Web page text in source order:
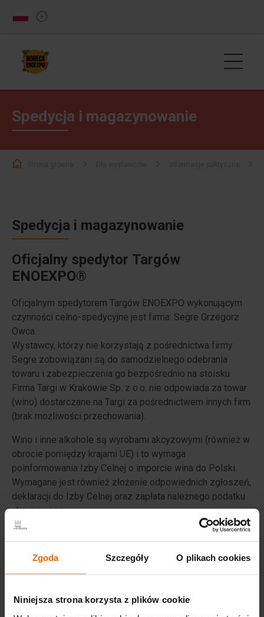
Zgoda Szczegóły O plikach cookies
Niniejsza strona korzysta z plików cookie
Spedycja i magazynowanie
Spedycja i magazynowanie
Oficjalny spedytor Targów
ENOEXPO®
Oficjalnym spedytorem Targów ENOEXPO wykonującym
czynności celno-spedycyjne jest firma: Segre Grzegorz
Owca.
Wystawcy, którzy nie korzystają z pośrednictwa firmy
Segre zobowiązani są do samodzielnego odebrania
towaru i zabezpieczenia go bezpośrednio na stoisku.
Firma Targi w Krakowie Sp. z o.o. nie odpowiada za towar
(wino) dostarczane na Targi za pośrednictwem innych firm
(brak możliwości przechowania).
Wino i inne alkohole są wyrobami akcyzowymi (również w
obrocie pomiędzy krajami UE) i to wymaga
poinformowania Izby Celnej o imporcie wina do Polski.
Wymagane jest również złożenie odpowiednich zgłoszeń,
deklaracji do Izby Celnej oraz zapłata należnego podatku
akcyzowego.
SEGRE zobowiązuje się do złożenia dokumentów
później niż 14 dni przed dostawą alkoholu do Krakowa. Do
wzorze dostarczonym przez SEGRE oraz wysłanie